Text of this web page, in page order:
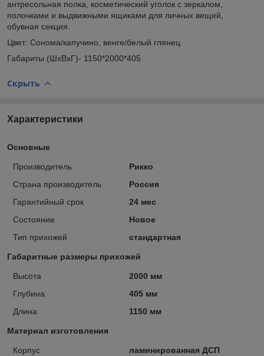
антресольная полка, косметический уголок с зеркалом,
полочками и выдвижными ящиками для личных вещей,
обувная секция.
Цвет: Сонома/капучино, венге/белый глянец
Габариты (ШхВхГ)- 1150*2000*405
Скрыть
Характеристики
Основные
Производитель
Рикко
Страна производитель
Россия
Гарантийный срок
24 мес
Состояние
Новое
Тип прихожей
стандартная
Габаритные размеры прихожей
Высота
2000 мм
Глубина
405 мм
Длина
1150 мм
Материал изготовления
Корпус
ламинированная ДСП